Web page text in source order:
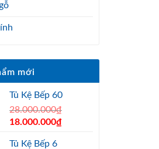
mới
Tủ Kệ Bếp 60
28.000.000₫
Original
was:
18.000.000₫Current
Tủ Kệ Bếp 6